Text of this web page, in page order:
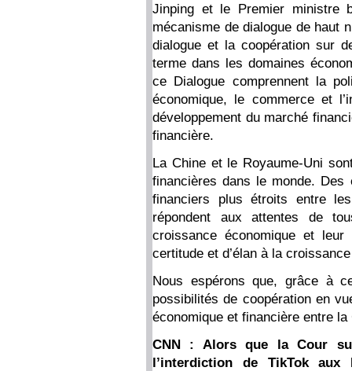
Jinping et le Premier ministre
mécanisme de dialogue de haut
dialogue et la coopération sur
terme dans les domaines
ce Dialogue comprennent la
économique, le commerce et
développement du marché
financière.
La Chine et le Royaume-Uni
financières dans le monde. Des
financiers plus étroits entre
répondent aux attentes de
croissance économique et
certitude et d’élan à la
Nous espérons que, grâce à
possibilités de coopération en
économique et financière entre
CNN : Alors que la Cour
l’interdiction de TikTok aux